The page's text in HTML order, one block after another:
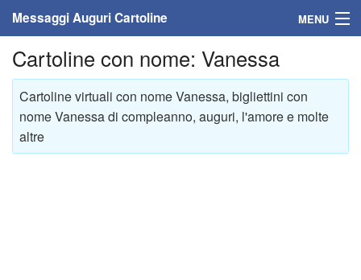
Messaggi Auguri Cartoline MENU
Home
Messaggi
Cartoline
Cartoline con nome: Vanessa
Cartoline virtuali con nome Vanessa, bigliettini con
nome Vanessa di compleanno, auguri, l'amore e molte
altre